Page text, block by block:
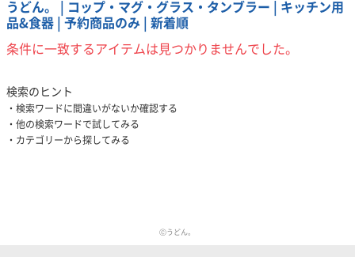
うどん。 | コップ・マグ・グラス・タンブラー | キッチン用
品&食器 | 予約商品のみ | 新着順
条件に一致するアイテムは見つかりませんでした。
検索のヒント
検索ワードに間違いがないか確認する
他の検索ワードで試してみる
カテゴリーから探してみる
Ⓒうどん。